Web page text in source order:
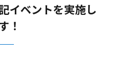
イベントを実施し
！